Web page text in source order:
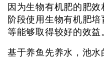
因为生物有机肥的肥
阶段使用生物有机肥
等能够取得较好的效益
基于养鱼先养水，池